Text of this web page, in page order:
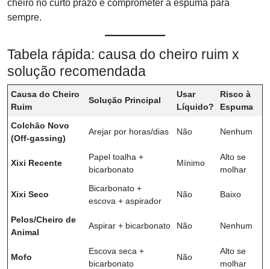
cheiro no curto prazo e comprometer a espuma para
sempre.
Tabela rápida: causa do cheiro ruim x
solução recomendada
Causa do Cheiro
Ruim
Solução Principal
Usar
Líquido?
Risco à
Espuma
Colchão Novo
(Off-gassing)
Arejar por horas/dias Não Nenhum
Xixi Recente
Papel toalha +
bicarbonato
Mínimo
Alto se
molhar
Xixi Seco
Bicarbonato +
escova + aspirador
Não Baixo
Pelos/Cheiro de
Animal
Aspirar + bicarbonato Não Nenhum
Mofo
Escova seca +
bicarbonato
Não
Alto se
molhar